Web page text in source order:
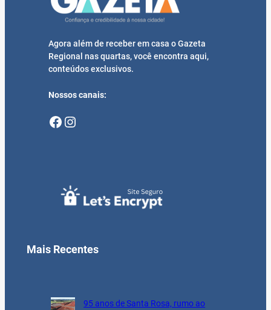
Agora além de receber em casa o Gazeta
Regional nas quartas, você encontra aqui,
conteúdos exclusivos.
Nossos canais:
Facebook Instagram
Mais Recentes
95 anos de Santa Rosa, rumo ao